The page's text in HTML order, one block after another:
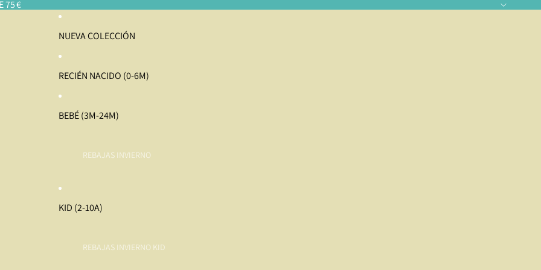
75 €
NUEVA COLECCIÓN
RECIÉN NACIDO (0-6M)
BEBÉ (3M-24M)
REBAJAS INVIERNO
KID (2-10A)
REBAJAS INVIERNO KID